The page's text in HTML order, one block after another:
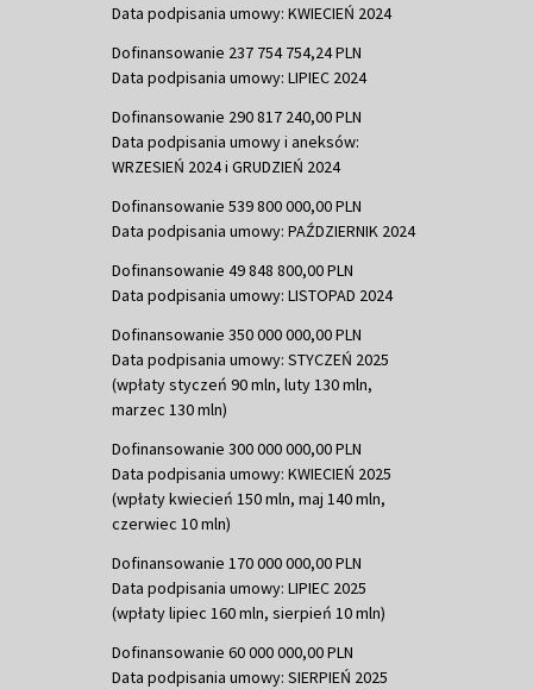
Data podpisania umowy: KWIECIEŃ 2024
Dofinansowanie 237 754 754,24 PLN
Data podpisania umowy: LIPIEC 2024
Dofinansowanie 290 817 240,00 PLN
Data podpisania umowy i aneksów:
WRZESIEŃ 2024 i GRUDZIEŃ 2024
Dofinansowanie 539 800 000,00 PLN
Data podpisania umowy: PAŹDZIERNIK 2024
Dofinansowanie 49 848 800,00 PLN
Data podpisania umowy: LISTOPAD 2024
Dofinansowanie 350 000 000,00 PLN
Data podpisania umowy: STYCZEŃ 2025
(wpłaty styczeń 90 mln, luty 130 mln,
marzec 130 mln)
Dofinansowanie 300 000 000,00 PLN
Data podpisania umowy: KWIECIEŃ 2025
(wpłaty kwiecień 150 mln, maj 140 mln,
czerwiec 10 mln)
Dofinansowanie 170 000 000,00 PLN
Data podpisania umowy: LIPIEC 2025
(wpłaty lipiec 160 mln, sierpień 10 mln)
Dofinansowanie 60 000 000,00 PLN
Data podpisania umowy: SIERPIEŃ 2025